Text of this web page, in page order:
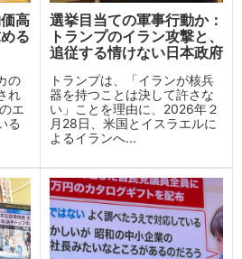
高
る
の
れ
エ
る
選挙目当ての軍事行動か：
トランプのイラン攻撃と、
追従する情けない日本政府
トランプは、「イランが核兵
器を持つことは決して許さな
い」ことを理由に、2026年２
月28日、米国とイスラエルに
よるイランへ...